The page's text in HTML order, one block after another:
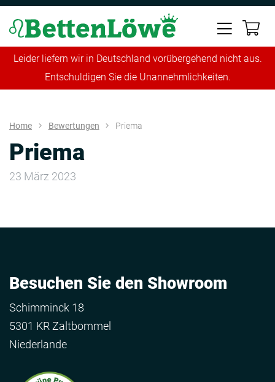
Leider liefern wir in Deutschland vorübergehend nicht aus.
Entschuldigen Sie die Unannehmlichkeiten.
Home Bewertungen Priema
Priema
23 März 2023
Besuchen Sie den Showroom
Schimminck 18
5301 KR Zaltbommel
Niederlande